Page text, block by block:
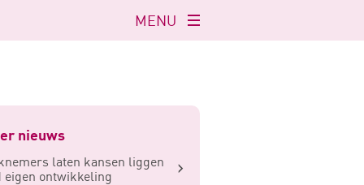
Navigatie
openen
MENU
nieuws
laten kansen liggen
eigen ontwikkeling